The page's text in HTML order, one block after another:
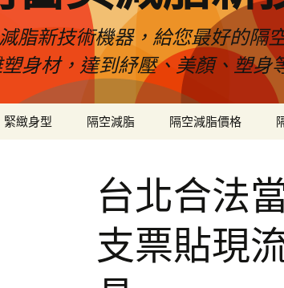
脂新技術機器，給您最好的隔
身材，達到紓壓、美顏、塑身
緊緻身型 隔空減脂 隔空減脂價格
台北合法
支票貼現